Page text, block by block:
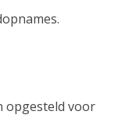
opgesteld voor